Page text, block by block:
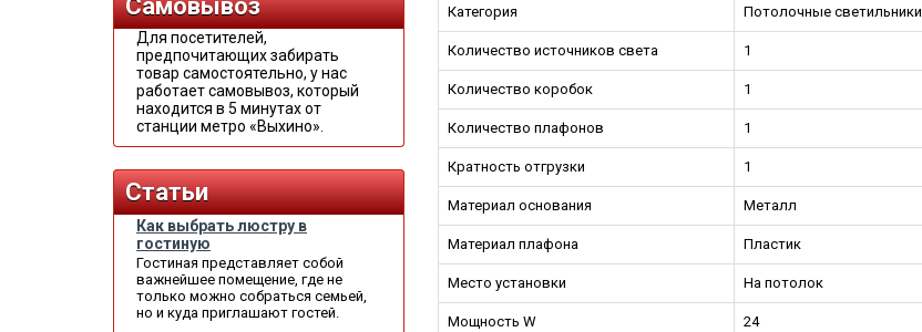
Самовывоз
Для посетителей,
предпочитающих забирать
товар самостоятельно, у нас
работает самовывоз, который
находится в 5 минутах от
станции метро «Выхино».
Статьи
Как выбрать люстру в
гостиную
Гостиная представляет собой
важнейшее помещение, где не
только можно собраться семьей,
но и куда приглашают гостей.
Категория Потолочные светильники
Количество источников света 1
Количество коробок 1
Количество плафонов 1
Кратность отгрузки 1
Материал основания Металл
Материал плафона Пластик
Место установки На потолок
Мощность W 24